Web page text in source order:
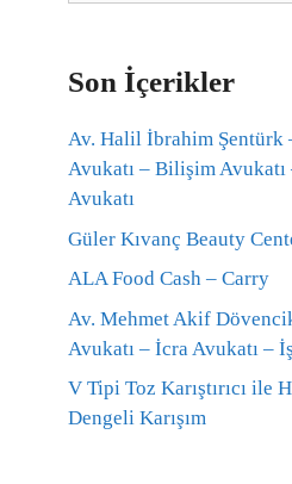
Son İçerikler
Av. Halil İbrahim Şentürk
Avukatı – Bilişim Avukatı
Avukatı
Güler Kıvanç Beauty
ALA Food Cash – Carry
Av. Mehmet Akif
Avukatı – İcra Avukatı –
V Tipi Toz Karıştırıcı ile
Dengeli Karışım